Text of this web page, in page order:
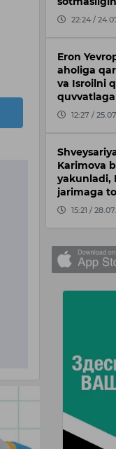
22:24 /
Eron
aholiga
va Isroilni
12:27 /
Karimova
yakunladi,
jarimaga
15:21 /